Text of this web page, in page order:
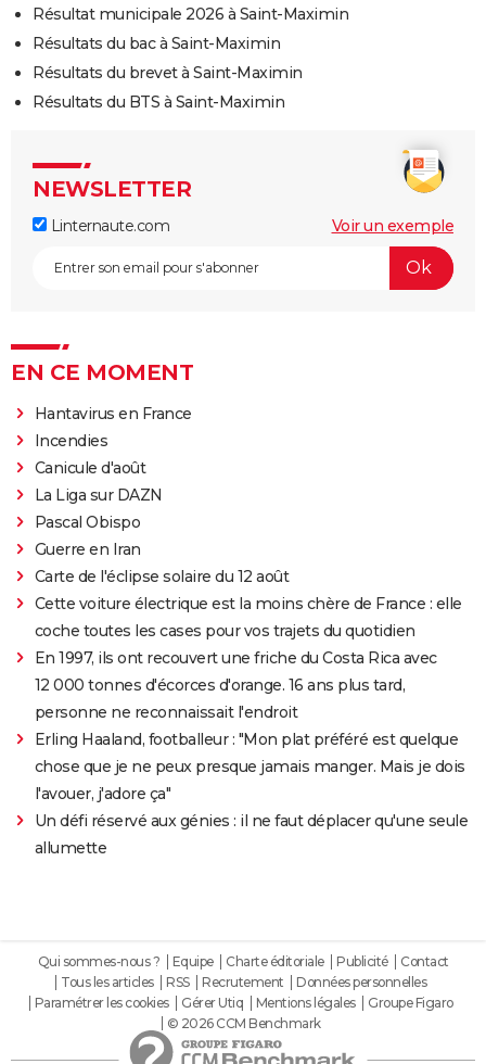
Résultat municipale 2026 à Saint-Maximin
Résultats du bac à Saint-Maximin
Résultats du brevet à Saint-Maximin
Résultats du BTS à Saint-Maximin
NEWSLETTER
Linternaute.com Voir un exemple
EN CE MOMENT
Hantavirus en France
Incendies
Canicule d'août
La Liga sur DAZN
Pascal Obispo
Guerre en Iran
Carte de l'éclipse solaire du 12 août
Cette voiture électrique est la moins chère de France : elle
coche toutes les cases pour vos trajets du quotidien
En 1997, ils ont recouvert une friche du Costa Rica avec
12 000 tonnes d'écorces d'orange. 16 ans plus tard,
personne ne reconnaissait l'endroit
Erling Haaland, footballeur : "Mon plat préféré est quelque
chose que je ne peux presque jamais manger. Mais je dois
l'avouer, j'adore ça"
Un défi réservé aux génies : il ne faut déplacer qu'une seule
allumette
Qui sommes-nous ? Equipe Charte éditoriale Publicité
Contact
Tous les articles
RSS Recrutement
Données personnelles
Paramétrer les cookies
Gérer Utiq Mentions légales
Groupe Figaro
© 2026 CCM Benchmark